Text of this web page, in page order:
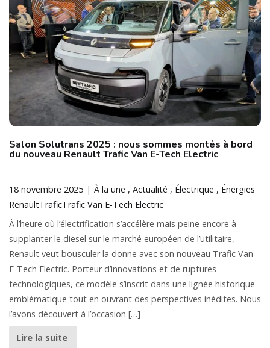
Salon Solutrans 2025 : nous sommes montés à bord
du nouveau Renault Trafic Van E-Tech Electric
18 novembre 2025 À la une Actualité Électrique
Énergies
RenaultTraficTrafic Van E-Tech Electric
À l’heure où l’électrification s’accélère mais peine encore à
supplanter le diesel sur le marché européen de l’utilitaire,
Renault veut bousculer la donne avec son nouveau Trafic Van
E-Tech Electric. Porteur d’innovations et de ruptures
technologiques, ce modèle s’inscrit dans une lignée historique
emblématique tout en ouvrant des perspectives inédites. Nous
l’avons découvert à l’occasion […]
Lire la suite